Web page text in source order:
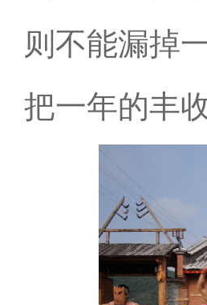
则不能漏掉
把一年的丰